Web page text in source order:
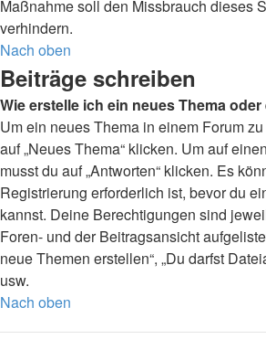
Maßnahme soll den Missbrauch dieses
verhindern.
Nach oben
Beiträge schreiben
Wie erstelle ich ein neues Thema
Um ein neues Thema in einem Forum
auf „Neues Thema“ klicken. Um auf
musst du auf „Antworten“ klicken. Es
Registrierung erforderlich ist, bevor du
kannst. Deine Berechtigungen sind
Foren- und der Beitragsansicht
neue Themen erstellen“, „Du darfst
usw.
Nach oben